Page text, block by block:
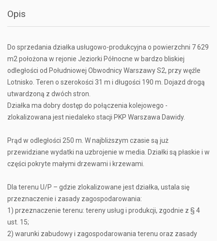
Opis
Do sprzedania działka usługowo-produkcyjna o powierzchni 7 629
m2 położona w rejonie Jeziorki Północne w bardzo bliskiej
odległości od Południowej Obwodnicy Warszawy S2, przy węźle
Lotnisko. Teren o szerokości 31 m i długości 190 m. Dojazd drogą
utwardzoną z dwóch stron.
Działka ma dobry dostęp do połączenia kolejowego -
zlokalizowana jest niedaleko stacji PKP Warszawa Dawidy.
Prąd w odległości 250 m. W najbliższym czasie są już
przewidziane wydatki na uzbrojenie w media. Działki są płaskie i w
części pokryte małymi drzewami i krzewami.
Dla terenu U/P – gdzie zlokalizowane jest działka, ustala się
przeznaczenie i zasady zagospodarowania:
1) przeznaczenie terenu: tereny usług i produkcji, zgodnie z § 4
ust. 15;
2) warunki zabudowy i zagospodarowania terenu oraz zasady